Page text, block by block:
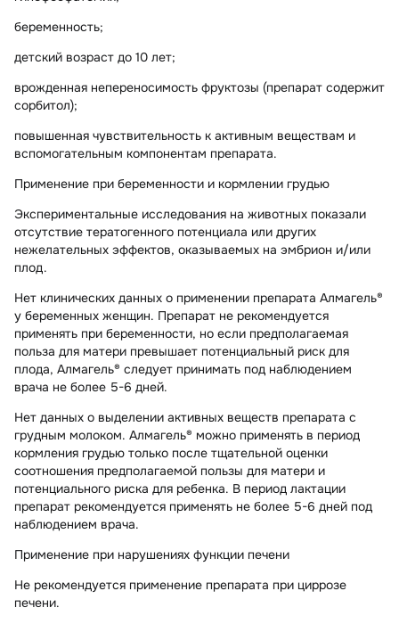
беременность;
детский возраст до 10 лет;
врожденная непереносимость фруктозы (препарат содержит
сорбитол);
повышенная чувствительность к активным веществам и
вспомогательным компонентам препарата.
Применение при беременности и кормлении грудью
Экспериментальные исследования на животных показали
отсутствие тератогенного потенциала или других
нежелательных эффектов, оказываемых на эмбрион и/или
плод.
Нет клинических данных о применении препарата Алмагель®
у беременных женщин. Препарат не рекомендуется
применять при беременности, но если предполагаемая
польза для матери превышает потенциальный риск для
плода, Алмагель® следует принимать под наблюдением
врача не более 5-6 дней.
Нет данных о выделении активных веществ препарата с
грудным молоком. Алмагель® можно применять в период
кормления грудью только после тщательной оценки
соотношения предполагаемой пользы для матери и
потенциального риска для ребенка. В период лактации
препарат рекомендуется применять не более 5-6 дней под
наблюдением врача.
Применение при нарушениях функции печени
Не рекомендуется применение препарата при циррозе
печени.